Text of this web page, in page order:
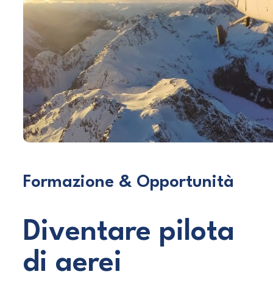
Formazione & Opportunità
Diventare pilota
di aerei